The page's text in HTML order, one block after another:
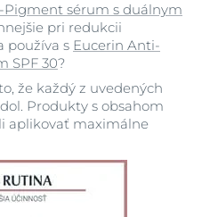
Pigment sérum s duálnym
pri redukcii
používa s Eucerin Anti-
SPF 30?
že každý z uvedených
Produkty s obsahom
aplikovať maximálne